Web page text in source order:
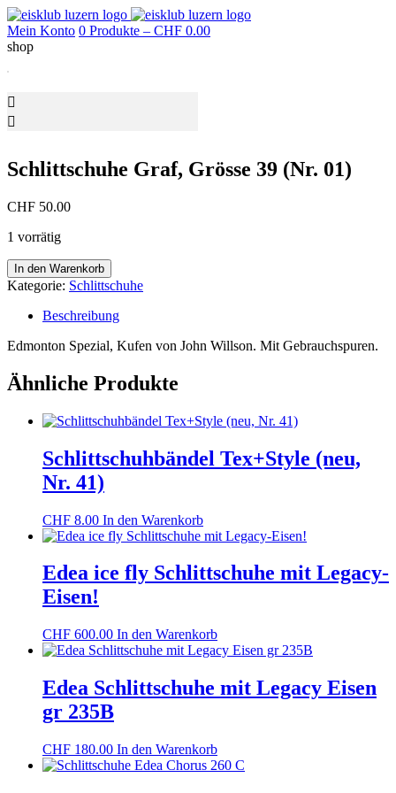
Mein Konto 0 Produkte – CHF 0.00
shop
Schlittschuhe Graf, Grösse 39 (Nr. 01)
CHF 50.00
1 vorrätig
Schlittschuhe
Graf,
Grösse
01)
In den Warenkorb
Kategorie: Schlittschuhe
Beschreibung
Edmonton Spezial, Kufen von John Willson. Mit Gebrauchspuren.
Ähnliche Produkte
Schlittschuhbändel Tex+Style (neu,
Nr. 41)
CHF 8.00 In den Warenkorb
Edea ice fly Schlittschuhe mit Legacy-
Eisen!
CHF 600.00 In den Warenkorb
Edea Schlittschuhe mit Legacy Eisen
gr 235B
CHF 180.00 In den Warenkorb